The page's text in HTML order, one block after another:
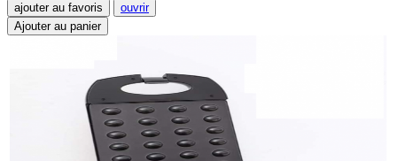
ajouter au favoris
ouvrir
Ajouter au panier